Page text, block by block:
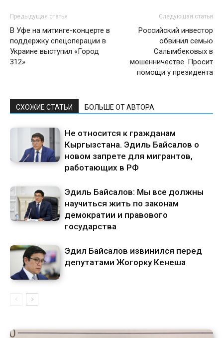
Предыдущая статья
В Уфе на митинге-концерте в
поддержку спецоперации в
Украине выступил «Город
312»
Следующая статья
Российский инвестор
обвинил семью
Салымбековых в
мошенничестве. Просит
помощи у президента
СХОЖИЕ СТАТЬИ БОЛЬШЕ ОТ АВТОРА
Не относится к гражданам
Кыргызстана. Эдиль Байсалов о
новом запрете для мигрантов,
работающих в РФ
Эдиль Байсалов: Мы все должны
научиться жить по законам
демократии и правового
государства
Эдил Байсалов извинился перед
депутатами Жогорку Кенеша